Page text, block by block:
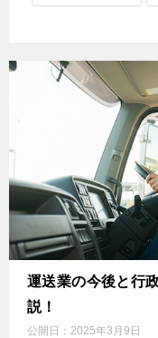
運送業の今後と行
説！
公開日： 2025年3月9日